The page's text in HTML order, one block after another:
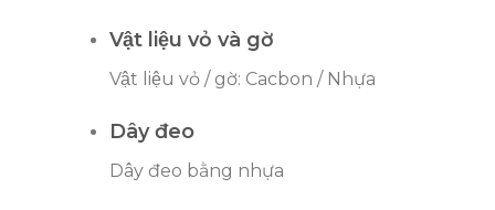
Vật liệu vỏ và gờ
Vật liệu vỏ / gờ: Cacbon / Nhựa
Dây đeo
Dây đeo bằng nhựa